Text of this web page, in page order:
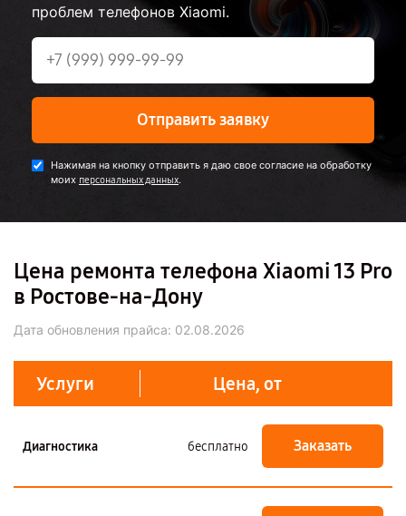
проблем телефонов Xiaomi.
Отправить заявку
Нажимая на кнопку отправить я даю свое согласие на обработку
моих персональных данных.
Цена ремонта телефона Xiaomi 13 Pro
в Ростове-на-Дону
Дата обновления прайса: 02.08.2026
Услуги Цена, от
Диагностика бесплатно Заказать